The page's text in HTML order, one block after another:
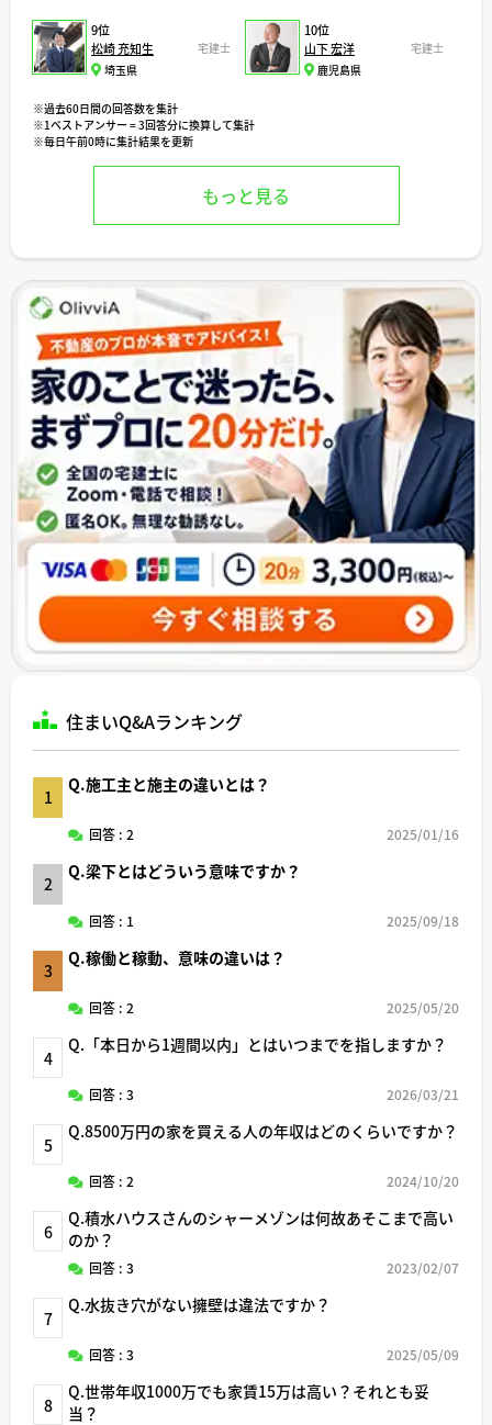
9位
松崎 充知生
宅建士
埼玉県
10位
山下 宏洋
宅建士
鹿児島県
※過去60日間の回答数を集計
※1ベストアンサー = 3回答分に換算して集計
※毎日午前0時に集計結果を更新
もっと見る
住まいQ&Aランキング
1
Q.施工主と施主の違いとは？
回答 : 2 2025/01/16
2
Q.梁下とはどういう意味ですか？
回答 : 1 2025/09/18
3
Q.稼働と稼動、意味の違いは？
回答 : 2 2025/05/20
4
Q.「本日から1週間以内」とはいつまでを指しますか？
回答 : 3 2026/03/21
5
Q.8500万円の家を買える人の年収はどのくらいですか？
回答 : 2 2024/10/20
6
Q.積水ハウスさんのシャーメゾンは何故あそこまで高い
のか？
回答 : 3 2023/02/07
7
Q.水抜き穴がない擁壁は違法ですか？
回答 : 3 2025/05/09
8
Q.世帯年収1000万でも家賃15万は高い？それとも妥
当？